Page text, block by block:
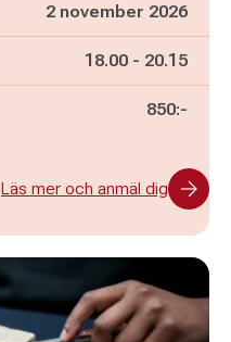
2 november 2026
Pågår mellan
18.00 - och
20.15
850:-
Läs mer och anmäl dig